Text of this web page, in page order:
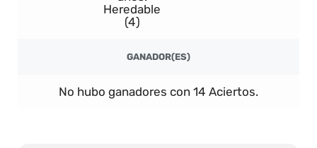
Heredable
(4)
GANADOR(ES)
No hubo ganadores con 14 Aciertos.